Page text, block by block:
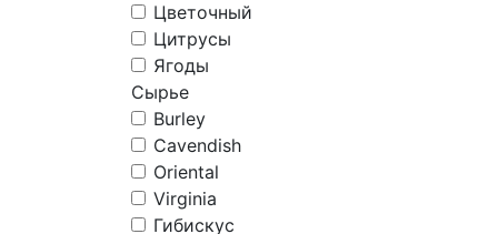
Цветочный
Цитрусы
Ягоды
Сырье
Burley
Cavendish
Oriental
Virginia
Гибискус